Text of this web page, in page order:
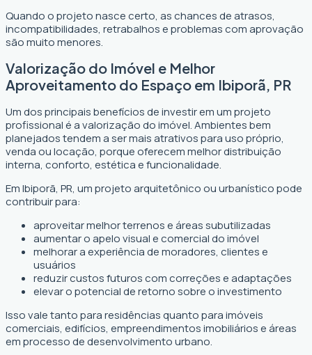
Quando o projeto nasce certo, as chances de atrasos,
incompatibilidades, retrabalhos e problemas com aprovação
são muito menores.
Valorização do Imóvel e Melhor
Aproveitamento do Espaço em Ibiporã, PR
Um dos principais benefícios de investir em um projeto
profissional é a valorização do imóvel. Ambientes bem
planejados tendem a ser mais atrativos para uso próprio,
venda ou locação, porque oferecem melhor distribuição
interna, conforto, estética e funcionalidade.
Em Ibiporã, PR, um projeto arquitetônico ou urbanístico pode
contribuir para:
aproveitar melhor terrenos e áreas subutilizadas
aumentar o apelo visual e comercial do imóvel
melhorar a experiência de moradores, clientes e
usuários
reduzir custos futuros com correções e adaptações
elevar o potencial de retorno sobre o investimento
Isso vale tanto para residências quanto para imóveis
comerciais, edifícios, empreendimentos imobiliários e áreas
em processo de desenvolvimento urbano.